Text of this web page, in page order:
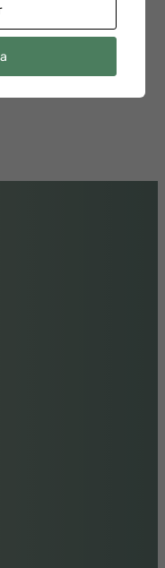
&
2026-